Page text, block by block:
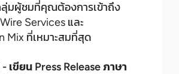
ลุ่มผู้ชมที่คุณต้องการเข้าถึง
Services และ
Mix ที่เหมาะสมที่สุด
เขียน Press Release ภาษา